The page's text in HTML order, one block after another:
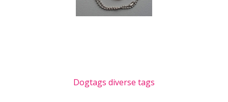
Dogtags diverse tags